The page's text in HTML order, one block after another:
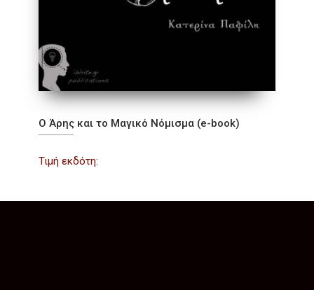
Ο Άρης και το Μαγικό Νόμισμα (e-book)
Τιμή εκδότη: